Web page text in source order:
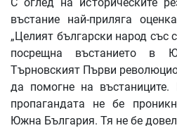
въстание най-приляга
„Целият български народ със
посрещна въстанието в
Търновският Първи
да помогне на
пропагандата не бе
Южна България. Тя не бе